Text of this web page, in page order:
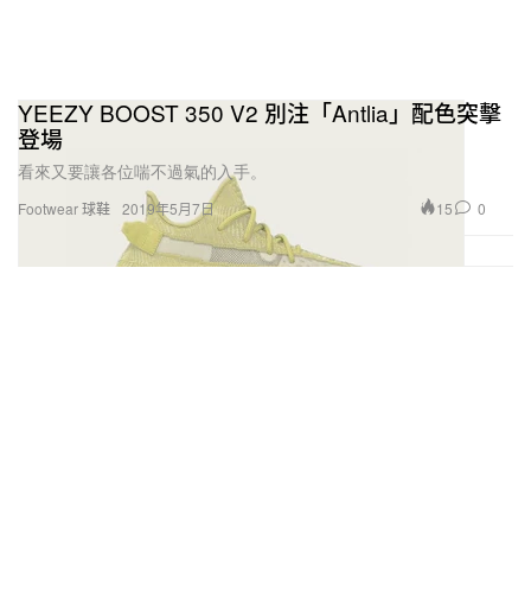
Footwear 球鞋
YEEZY BOOST 350 V2 別注「Antlia」配色突擊
登場
看來又要讓各位喘不過氣的入手。
2019年5月7日 15 0